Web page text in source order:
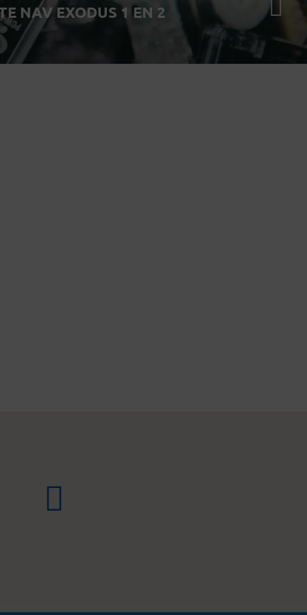
NAV EXODUS 1 EN 2